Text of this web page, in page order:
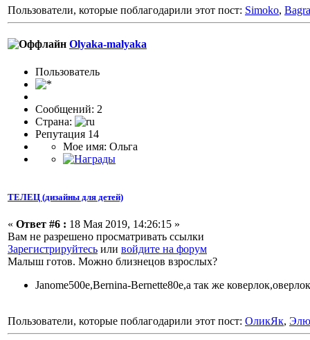
Пользователи, которые поблагодарили этот пост: Simoko,
Olyaka-malyaka
Пользователь
Сообщений: 2
Страна:
Репутация 14
Мое имя: Ольга
ТЕЛЕЦ (дизайны для детей)
« Ответ #6 : 18 Мая 2019, 14:26:15 »
Вам не разрешено просматривать ссылки
Зарегистрируйтесь или войдите на форум
Малыш готов. Можно близнецов взрослых?
Janome500e,Bernina-Bernette80e,а так же
Пользователи, которые поблагодарили этот пост: ОликЯк,